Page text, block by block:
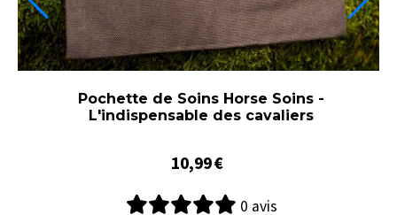
Pochette de Soins Horse Soins -
L'indispensable des cavaliers
10,99
0 avis